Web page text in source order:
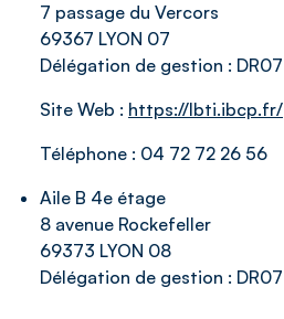
7 passage du Vercors
69367 LYON 07
Délégation de gestion : DR07
Site Web : https://lbti.ibcp.fr/
Téléphone : 04 72 72 26 56
Aile B 4e étage
8 avenue Rockefeller
69373 LYON 08
Délégation de gestion : DR07